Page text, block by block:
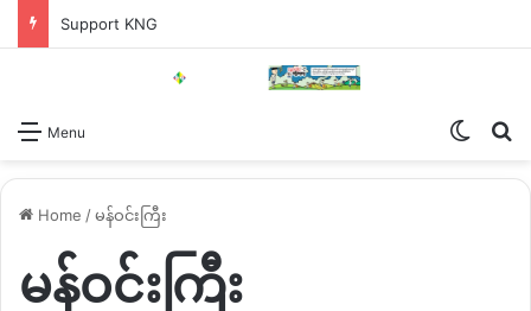
Support KNG
Menu
Home /မန်ဝင်းကြီး
မန်ဝင်းကြီး